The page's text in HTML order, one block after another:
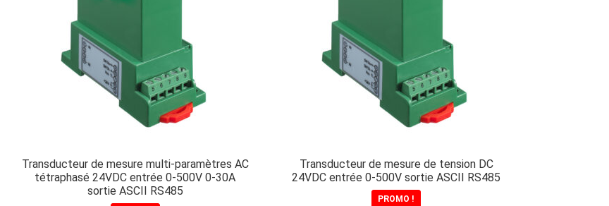
Transducteur de mesure multi-paramètres AC
tétraphasé 24VDC entrée 0-500V 0-30A
sortie ASCII RS485
Transducteur de mesure de tension DC
24VDC entrée 0-500V sortie ASCII RS485
PROMO !